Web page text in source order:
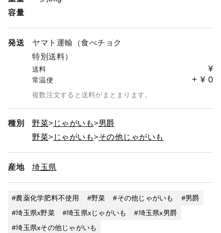
容量
発送
ヤマト運輸（食べチョク
特別送料）
送料 ¥
常温便 + ¥ 0
複数注文すると送料がまとまります。
種別 野菜 じゃがいも
男爵
野菜
じゃがいも その他じゃがいも
産地 埼玉県
農薬化学肥料不使用 野菜 その他じゃがいも
男爵
埼玉県x野菜
埼玉県xじゃがいも
埼玉県x男爵
埼玉県xその他じゃがいも